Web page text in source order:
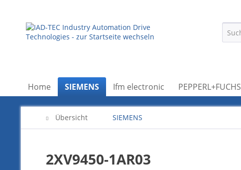
Home SIEMENS Ifm electronic PEPPERL+FUCHS
Übersicht SIEMENS
2XV9450-1AR03